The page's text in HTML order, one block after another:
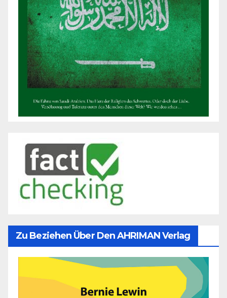
Zu Beziehen Über Den AHRIMAN Verlag